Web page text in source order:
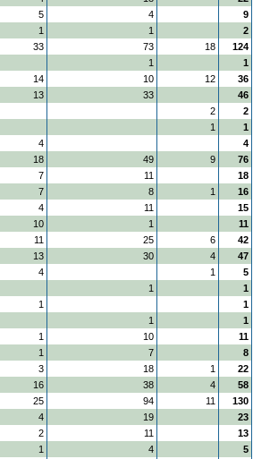
5 4
9
1 1
2
33 73 18
124
1
1
14 10 12
36
13 33
46
2
2
1
1
4
4
18 49 9
76
7 11
18
7 8 1
16
4 11
15
10 1
11
11 25 6
42
13 30 4
47
4 1
5
1
1
1
1
1
1
1 10
11
1 7
8
3 18 1
22
16 38 4
58
25 94 11
130
4 19
23
2 11
13
1 4
5